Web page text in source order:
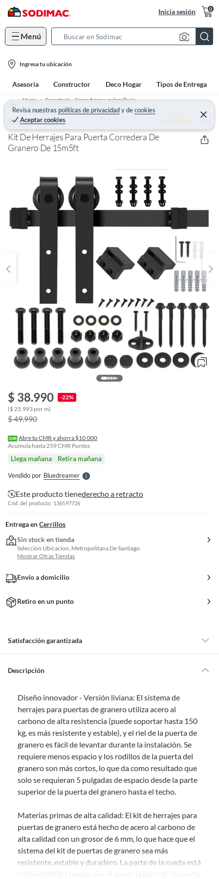
Inicia sesión 0
Menú
c
h
B
r
a
o
n
Ingresa tu ubicación
Asesoría Constructor Deco Hogar Tipos de Entrega
Revisa nuestras políticas de privacidadydecookies
Aceptar cookies
C
e
r
a
r
Home
Ferretería - Cerraduras y quincallería
Quincallería para Puertas y Ventanas
BLUEDREAMER 5 (6)
Kit De Herrajes Para Puerta Corredera De
Granero De 15m5ft
$ 38.990
-22%
($ 25.993 por m)
$ 49.990
Abre tu CMR y ahorra $10.000
Acumula hasta259CMR Puntos
Llega mañana Retira mañana
Vendido por BluedreamerS
l
e
r
Este producto tienederecho a retracto
Cód. del producto: 136597726
Entrega en Cerrillos
Sin stock en tienda
Seleccion Ubicacion, Metropolitana De Santiago
Mostrar Otras Tiendas
Envío a domicilio
Retiro en un punto
Satisfacción garantizada
de la compra.
comprado por internet y que hay ciertas categorías que no tienen este
derecho:
Productos que, por su naturaleza, no puedan ser devueltos,
puedan deteriorarse o caducar con rapidez.
Confeccionados a la medida.
De uso personal.
En sodimac.cl te damos 30 días desde que recibes el producto. Debe
estar en perfecto estado, con todas sus etiquetas y sin uso, tal como te lo
entregamos.
electrónica, por ejemplo, cupones de experiencia o programas
para el computador.
Productos a pedido o confeccionados a medida.
Productos que han sido informados como imperfectos, usados,
reparados, abiertos, de segunda selección, remanufacturados o
con alguna deficiencia, que sean comprados en esa condición a
Descripción
Diseño innovador - Versión liviana: El sistema de
herrajes para puertas de granero utiliza acero al
carbono de alta resistencia (puede soportar hasta 150
kg, es más resistente y estable), y el riel de la puerta de
granero es fácil de levantar durante la instalación. Se
requiere menos espacio y los rodillos de la puerta del
granero son más cortos, lo que da como resultado que
solo se requieran 5 pulgadas de espacio desde la parte
superior de la puerta del granero hasta el techo.
Materias primas de alta calidad: El kit de herrajes para
puertas de granero está hecho de acero al carbono de
alta calidad con un grosor de 6 mm, lo que hace que el
sistema del kit de puertas de granero sea más
resistente, estable y duradero. La parte de la rueda está
hecha de POM (mejor que el acero, la pista de la puerta